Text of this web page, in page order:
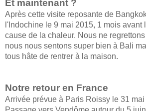
Et maintenant ?
Après cette visite reposante de
l'Indochine le 9 mai 2015, 1 mois avant
cause de la chaleur. Nous ne
nous nous sentons super bien à Bali
tous hâte de rentrer à la maison.
Notre retour en France
Arrivée prévue à Paris Roissy le 31 mai